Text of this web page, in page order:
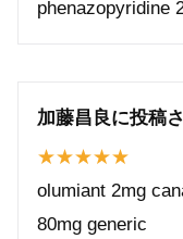
phenazopyridine
加藤昌良に投稿
olumiant 2mg
80mg generic